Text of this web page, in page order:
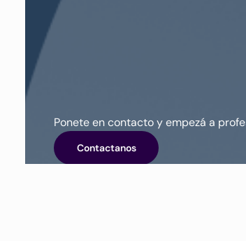
Ponete en contacto y empezá a
Contactanos